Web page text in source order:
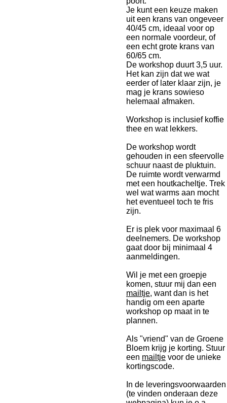
Je kunt een keuze maken
uit een krans van ongeveer
40/45 cm, ideaal voor op
een normale voordeur, of
een echt grote krans van
60/65 cm.
De workshop duurt 3,5 uur.
Het kan zijn dat we wat
eerder of later klaar zijn, je
mag je krans sowieso
helemaal afmaken.
Workshop is inclusief koffie
thee en wat lekkers.
De workshop wordt
gehouden in een sfeervolle
schuur naast de pluktuin.
De ruimte wordt verwarmd
met een houtkacheltje. Trek
wel wat warms aan mocht
het eventueel toch te fris
zijn.
Er is plek voor maximaal 6
deelnemers. De workshop
gaat door bij minimaal 4
aanmeldingen.
Wil je met een groepje
komen, stuur mij dan een
mailtje, want dan is het
handig om een aparte
workshop op maat in te
plannen.
Als "vriend" van de Groene
Bloem krijg je korting. Stuur
een mailtje voor de unieke
kortingscode.
In de leveringsvoorwaarden
(te vinden onderaan deze